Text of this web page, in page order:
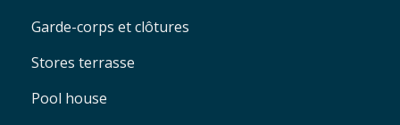
Garde-corps et clôtures
Stores terrasse
Pool house